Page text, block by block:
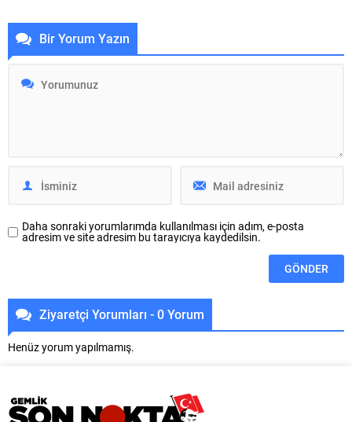
müziğinin usta ismi Mustafa
Keser’i Bursalılarla buluşturdu.
Büyükşehir Belediyesi adına
Vakfı (BKSTV) tarafından bu yıl
İçecek ana...
Mustafa Bozbey’in tutuklanması
Bir Yorum Yazın
Daha sonraki yorumlarımda kullanılması için adım, e-posta
adresim ve site adresim bu tarayıcıya kaydedilsin.
Ziyaretçi Yorumları - 0 Yorum
Henüz yorum yapılmamış.